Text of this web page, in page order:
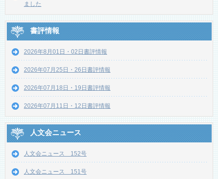
ました
書評情報
2026年8月01日・02日書評情報
2026年07月25日・26日書評情報
2026年07月18日・19日書評情報
2026年07月11日・12日書評情報
人文会ニュース
人文会ニュース 152号
人文会ニュース 151号